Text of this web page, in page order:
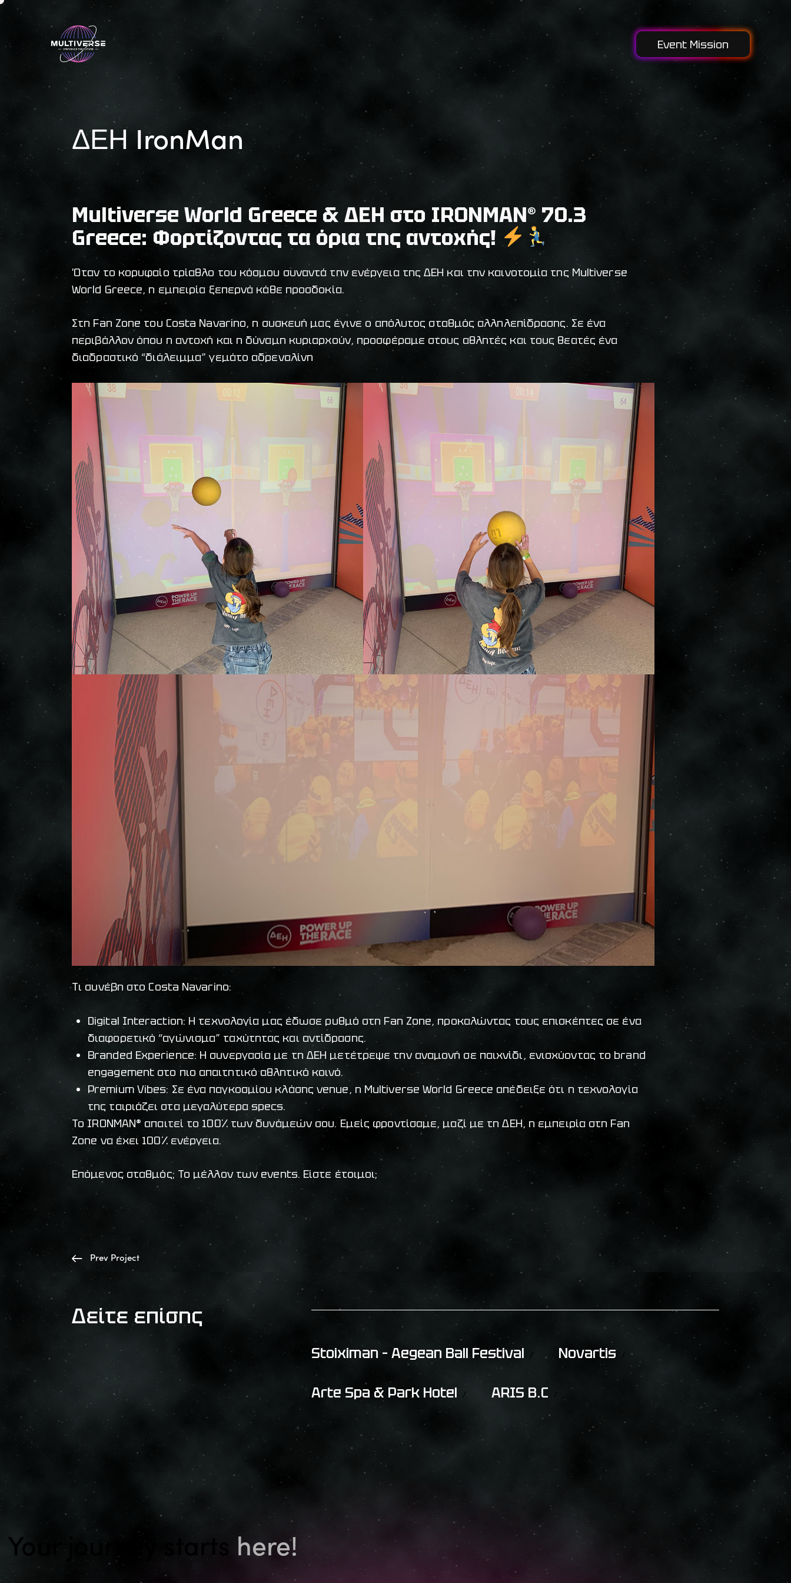
Event Mission
ΔΕΗ IronMan
Multiverse World Greece & ΔΕΗ στο IRONMAN® 70.3
Greece: Φορτίζοντας τα όρια της αντοχής!
Όταν το κορυφαίο τρίαθλο του κόσμου συναντά την ενέργεια της ΔΕΗ και την καινοτομία της Multiverse
World Greece, η εμπειρία ξεπερνά κάθε προσδοκία.
Στη Fan Zone του Costa Navarino, η συσκευή μας έγινε ο απόλυτος σταθμός αλληλεπίδρασης. Σε ένα
περιβάλλον όπου η αντοχή και η δύναμη κυριαρχούν, προσφέραμε στους αθλητές και τους θεατές ένα
διαδραστικό “διάλειμμα” γεμάτο αδρεναλίνη
Τι συνέβη στο Costa Navarino:
Digital Interaction: Η τεχνολογία μας έδωσε ρυθμό στη Fan Zone, προκαλώντας τους επισκέπτες σε ένα
διαφορετικό “αγώνισμα” ταχύτητας και αντίδρασης.
Branded Experience: Η συνεργασία με τη ΔΕΗ μετέτρεψε την αναμονή σε παιχνίδι, ενισχύοντας το brand
engagement στο πιο απαιτητικό αθλητικό κοινό.
Premium Vibes: Σε ένα παγκοσμίου κλάσης venue, η Multiverse World Greece απέδειξε ότι η τεχνολογία
της ταιριάζει στα μεγαλύτερα specs.
Το IRONMAN® απαιτεί το 100% των δυνάμεών σου. Εμείς φροντίσαμε, μαζί με τη ΔΕΗ, η εμπειρία στη Fan
Zone να έχει 100% ενέργεια.
Επόμενος σταθμός; Το μέλλον των events. Είστε έτοιμοι;
Prev Project
Δείτε επίσης
Stoiximan – Aegean Ball Festival Novartis
Arte Spa & Park Hotel ARIS B.C
Your journey starts here!